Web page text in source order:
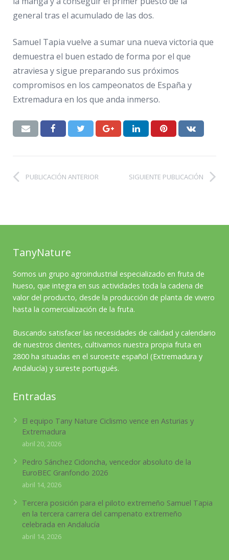
general tras el acumulado de las dos.
Samuel Tapia vuelve a sumar una nueva victoria que
demuestra el buen estado de forma por el que
atraviesa y sigue preparando sus próximos
compromisos en los campeonatos de España y
Extremadura en los que anda inmerso.
PUBLICACIÓN ANTERIOR SIGUIENTE PUBLICACIÓN
TanyNature
Somos un grupo agroindustrial especializado en fruta de
hueso, que integra en sus actividades toda la cadena de
valor del producto, desde la producción de planta de vivero
hasta la comercialización de la fruta.
Buscando satisfacer las necesidades de calidad y calendario
de nuestros clientes, cultivamos nuestra propia fruta en
2800 ha situadas en el suroeste español (Extremadura y
Andalucía) y sureste portugués.
Entradas
El equipo Tany Nature Ciclismo vence en Asturias y
Extremadura
abril 20, 2026
Pedro Sánchez Cidoncha, vencedor absoluto de la
EuroBEC Granfondo 2026
abril 14, 2026
Tercera posición para el piloto extremeño Samuel Tapia
en la tercera carrera del campenato extremeño
celebrada en Andalucía
abril 14, 2026